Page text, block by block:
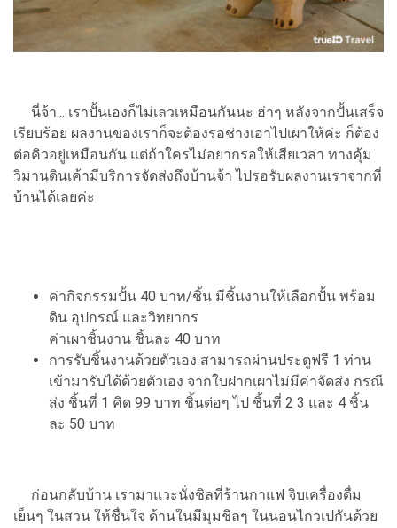
นี่จ้า... เราปั้นเองก็ไม่เลวเหมือนกันนะ ฮ่าๆ หลังจากปั้นเสร็จ
เรียบร้อย ผลงานของเราก็จะต้องรอช่างเอาไปเผาให้ค่ะ ก็ต้อง
ต่อคิวอยู่เหมือนกัน แต่ถ้าใครไม่อยากรอให้เสียเวลา ทางคุ้ม
วิมานดินเค้ามีบริการจัดส่งถึงบ้านจ้า ไปรอรับผลงานเราจากที่
บ้านได้เลยค่ะ
ค่ากิจกรรมปั้น 40 บาท/ชิ้น มีชิ้นงานให้เลือกปั้น พร้อม
ดิน อุปกรณ์ และวิทยากร
ค่าเผาชิ้นงาน ชิ้นละ 40 บาท
การรับชิ้นงานด้วยตัวเอง สามารถผ่านประตูฟรี 1 ท่าน
เข้ามารับได้ด้วยตัวเอง จากใบฝากเผาไม่มีค่าจัดส่ง กรณี
ส่ง ชิ้นที่ 1 คิด 99 บาท ชิ้นต่อๆ ไป ชิ้นที่ 2 3 และ 4 ชิ้น
ละ 50 บาท
ก่อนกลับบ้าน เรามาแวะนั่งชิลที่ร้านกาแฟ จิบเครื่องดื่ม
เย็นๆ ในสวน ให้ชื่นใจ ด้านในมีมุมชิลๆ ในนอนไกวเปกันด้วย